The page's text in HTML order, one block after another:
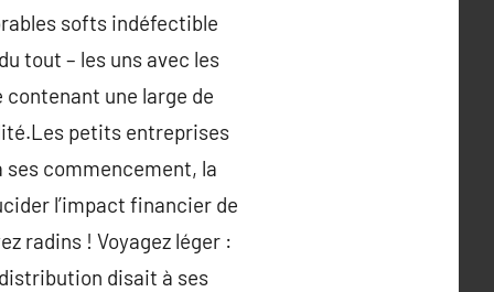
softs indéfectible
tout – les uns avec les
une large de
petits entreprises
ses commencement, la
l’impact financier de
radins ! Voyagez léger :
disait à ses